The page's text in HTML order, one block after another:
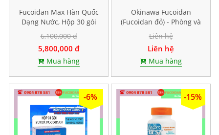
Fucoidan Max Hàn Quốc
Dạng Nước, Hộp 30 gói
mỗi gói 40ml
6,100,000 đ
5,800,000 đ
Mua hàng
Okinawa Fucoidan
(Fucoidan đỏ) - Phòng và
hỗ trợ điều trị ung thư,
Hộp 150 viên
Liên hệ
Liên hệ
Mua hàng
-6% -15%